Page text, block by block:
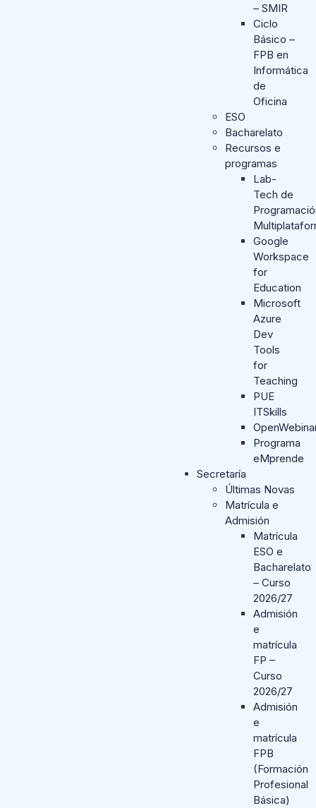
– SMIR
Ciclo
Básico –
FPB en
Informática
de
Oficina
ESO
Bacharelato
Recursos e
programas
Lab-
Tech de
Google
Workspace
for
Education
Microsoft
Azure
Dev
Tools
for
Teaching
PUE
ITSkills
Programa
eMprende
Secretaría
Últimas Novas
Matrícula e
Admisión
Matrícula
ESO e
Bacharelato
– Curso
2026/27
Admisión
e
matrícula
FP –
Curso
2026/27
Admisión
e
matrícula
FPB
(Formación
Profesional
Básica)